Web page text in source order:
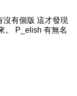
有個版 這才發現
。 P_elish 有無名